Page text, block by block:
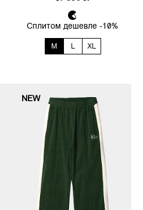
Сплитом дешевле -10%
M L XL
NEW